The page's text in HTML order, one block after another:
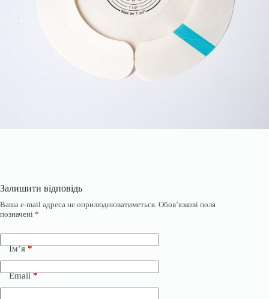
Залишити відповідь
Ваша e-mail адреса не оприлюднюватиметься. Обов’язкові поля
позначені *
Ім’я*
Email*